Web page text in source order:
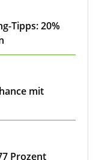
Tipps: 20%
mit
Prozent